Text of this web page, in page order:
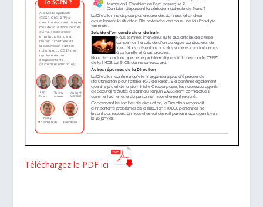
Téléchargez le PDF ici